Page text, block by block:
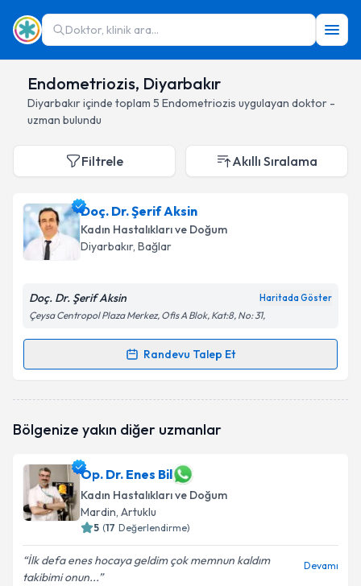
Doktor, klinik ara...
Endometriozis, Diyarbakır
Diyarbakıriçinde toplam 5 Endometriozis uygulayan doktor -
uzman bulundu
Filtrele Akıllı Sıralama
Doç. Dr. Şerif Aksin
Kadın Hastalıkları ve Doğum
Diyarbakır, Bağlar
Doç. Dr. Şerif Aksin Haritada Göster
Çeysa Centropol Plaza Merkez, Ofis A Blok, Kat:8, No: 31,
Randevu Talep Et
Randevu Takvimi Talebi
oluşturun. Size bu uzmandan randevu almanız için bir
E-posta Adresiniz
Kişisel verilerimin işlenmesine ilişkinAydınlatma
Metni
Bölgenize yakın diğer uzmanlar
Op. Dr. Enes Bil
Kadın Hastalıkları ve Doğum
Mardin, Artuklu
5 (17 Değerlendirme)
İlk defa enes hocaya geldim çok memnun kaldım
takibimi onun...
Devamı